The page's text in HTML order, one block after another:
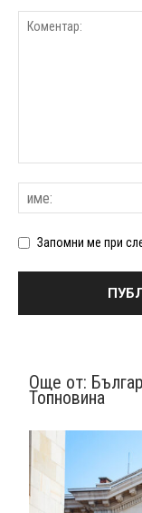
Запомни ме при
Още от:
Топновина